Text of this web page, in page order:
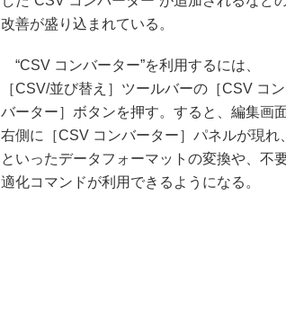
改善が盛り込まれている。
“CSV コンバーター”を利用するには、
［CSV/並び替え］ツールバーの［CSV コン
バーター］ボタンを押す。すると、編集画
右側に［CSV コンバーター］パネルが現
といったデータフォーマットの変換や、不
適化コマンドが利用できるようになる。